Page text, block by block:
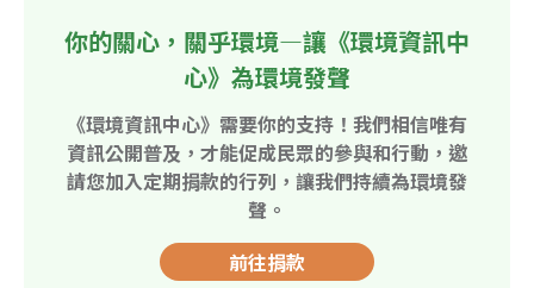
你的關心，關乎環境—讓《環境資訊中
心》為環境發聲
《環境資訊中心》需要你的支持！我們相信唯有
資訊公開普及，才能促成民眾的參與和行動，邀
請您加入定期捐款的行列，讓我們持續為環境發
聲。
前往捐款